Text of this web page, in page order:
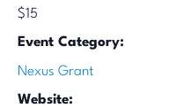
$15
Event Category:
Nexus Grant
Website: